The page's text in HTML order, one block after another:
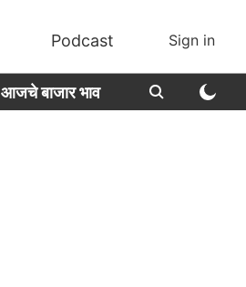
Podcast Sign in
आजचे बाजार भाव